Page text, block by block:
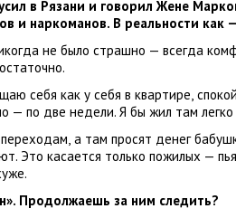
в Рязани и говорил Жене
и наркоманов. В реальности как
не было страшно — всегда
себя как у себя в квартире,
— по две недели. Я бы жил там
, а там просят денег
Это касается только пожилых —
Продолжаешь за ним следить?